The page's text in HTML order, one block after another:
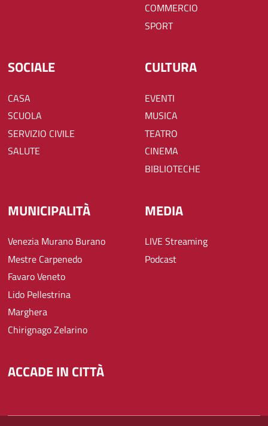
COMMERCIO
SPORT
SOCIALE
CASA
SCUOLA
SERVIZIO CIVILE
SALUTE
CULTURA
EVENTI
MUSICA
TEATRO
CINEMA
BIBLIOTECHE
MUNICIPALITÀ
Venezia Murano Burano
Mestre Carpenedo
Favaro Veneto
Lido Pellestrina
Marghera
Chirignago Zelarino
MEDIA
LIVE Streaming
Podcast
ACCADE IN CITTÀ